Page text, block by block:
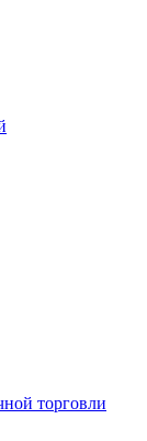
торговли